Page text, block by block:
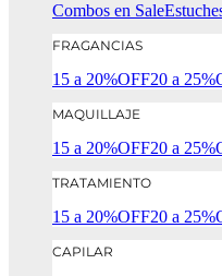
Combos en Sale
FRAGANCIAS
15 a 20%OFF20 a
MAQUILLAJE
15 a 20%OFF20 a
TRATAMIENTO
15 a 20%OFF20 a
CAPILAR